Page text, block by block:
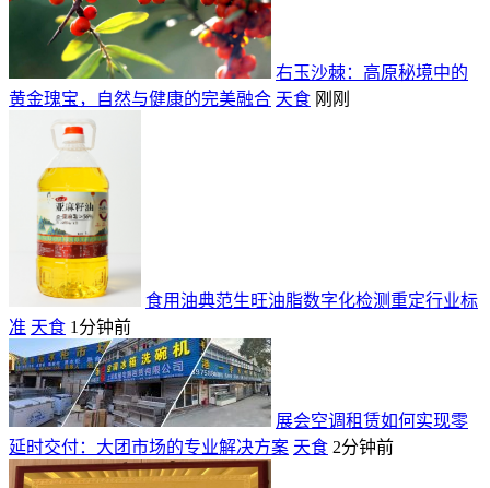
右玉沙棘：高原秘境中的
黄金瑰宝，自然与健康的完美融合 天食 刚刚
食用油典范生旺油脂数字化检测重定行业标
准 天食 1分钟前
展会空调租赁如何实现零
延时交付：大团市场的专业解决方案 天食 2分钟前